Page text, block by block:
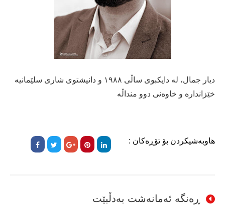
دیار جمال، لە دایکبوی ساڵی ١٩٨٨ و دانیشتوی شاری سلێمانیە
خێزاندارە و خاوەنی دوو منداڵە
هاوبەشیکردن بۆ تۆڕەکان :
ڕەنگە ئەمانەشت بەدڵبێت